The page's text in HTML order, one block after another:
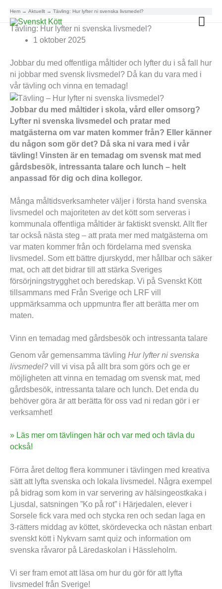
Hem Aktuellt Tävling: Hur lyfter ni svenska livsmedel?
Tävling: Hur lyfter ni svenska livsmedel?
1 oktober 2025
Jobbar du med offentliga måltider och lyfter du i så fall hur
ni jobbar med svensk livsmedel? Då kan du vara med i
vår tävling och vinna en temadag!
Jobbar du med måltider i skola, vård eller omsorg?
Lyfter ni svenska livsmedel och pratar med
matgästerna om var maten kommer från? Eller känner
du någon som gör det? Då ska ni vara med i vår
tävling! Vinsten är en temadag om svensk mat med
gårdsbesök, intressanta talare och lunch – helt
anpassad för dig och dina kollegor.
Många måltidsverksamheter väljer i första hand svenska
livsmedel och majoriteten av det kött som serveras i
kommunala offentliga måltider är faktiskt svenskt. Allt fler
tar också nästa steg – att prata mer med matgästerna om
var maten kommer från och fördelarna med svenska
livsmedel. Som ett bättre djurskydd, mer hållbar och säker
mat, och att det bidrar till att stärka Sveriges
försörjningstrygghet och beredskap. Vi på Svenskt Kött
tillsammans med Från Sverige och LRF vill
uppmärksamma och uppmuntra fler att berätta mer om
maten.
Vinn en temadag med gårdsbesök och intressanta talare
Genom vår gemensamma tävling Hur lyfter ni svenska
livsmedel? vill vi visa på allt bra som görs och ge er
möjligheten att vinna en temadag om svensk mat, med
gårdsbesök, intressanta talare och lunch. Det enda du
behöver göra är att berätta för oss vad ni redan gör i er
verksamhet!
» Läs mer om tävlingen här och var med och tävla du
också!
Förra året deltog flera kommuner i tävlingen med kreativa
sätt att lyfta svenska och lokala livsmedel. Några exempel
på bidrag som kom in var servering av hälsingeostkaka i
Ljusdal, satsningen ”Ko på rot” i Härjedalen, elever i
Sorsele fick vara med och stycka ren och sedan laga en
3-rätters middag av köttet, skördevecka och nästan enbart
svenskt kött i Nykvarn samt quiz och information om
svenska råvaror på Läredaskolan i Hässleholm.
Vi ser fram emot att läsa om hur du gör för att lyfta
livsmedel från Sverige!